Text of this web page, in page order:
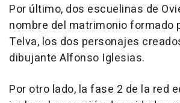
Por último, dos escuelinas de
nombre del matrimonio formado
Telva, los dos personajes
dibujante Alfonso Iglesias.
Por otro lado, la fase 2 de la red